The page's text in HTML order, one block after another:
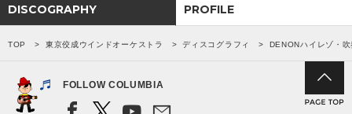
DISCOGRAPHY PROFILE
TOP 東京佼成ウインドオーケストラ ディスコグラフィ DENONハイレゾ・
FOLLOW COLUMBIA